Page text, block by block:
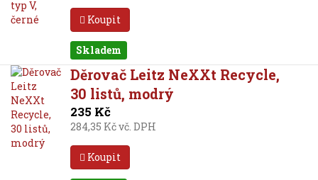
Koupit
Skladem
Děrovač Leitz NeXXt Recycle,
30 listů, modrý
235 Kč
284,35 Kč vč. DPH
Koupit